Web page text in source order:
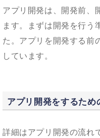
アプリ開発は、開発前、
ます。まずは開発を行う
た。アプリを開発する前
しています。
アプリ開発をするため
詳細はアプリ開発の流れ